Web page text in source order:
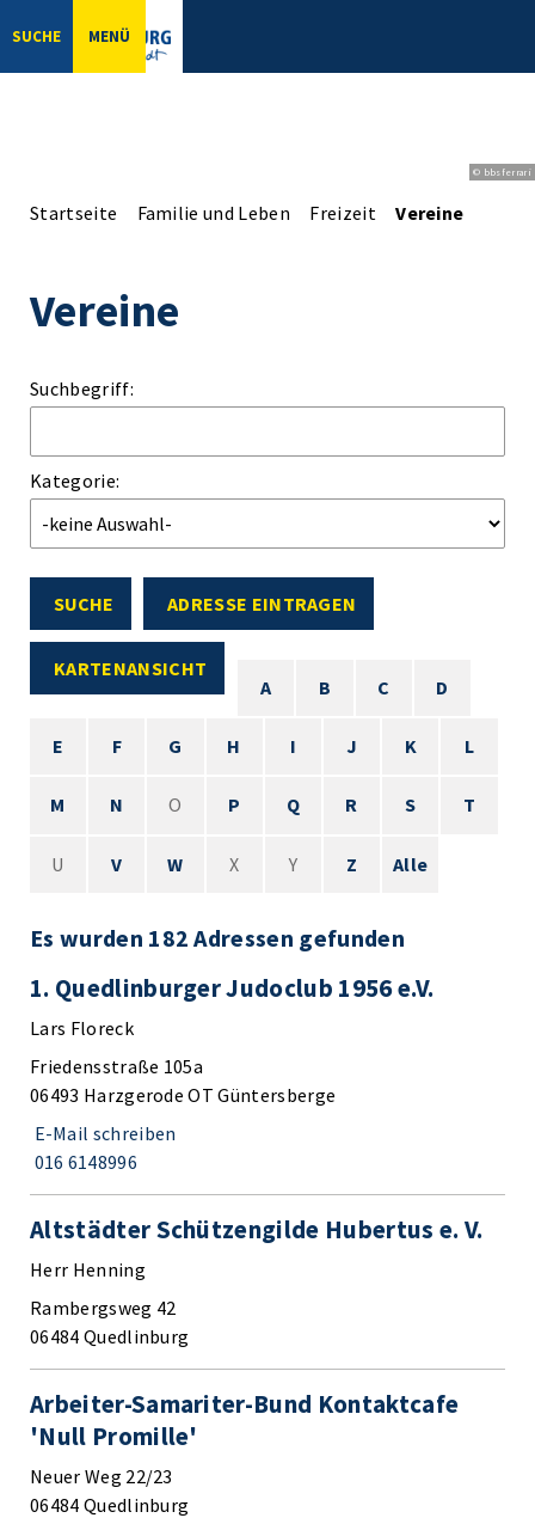
SUCHE MENÜ
© bbsferrari
Startseite Familie und Leben Freizeit Vereine
Vereine
Suchbegriff:
Kategorie:
SUCHE ADRESSE EINTRAGEN
KARTENANSICHT
A
B C D
E F G H I J K L
M N O P Q R S T
U V W X Y Z Alle
Es wurden 182 Adressen gefunden
1. Quedlinburger Judoclub 1956 e.V.
Lars Floreck
Friedensstraße 105a
06493 Harzgerode OT Güntersberge
E-Mail schreiben
016 6148996
Altstädter Schützengilde Hubertus e. V.
Herr Henning
Rambergsweg 42
06484 Quedlinburg
Arbeiter-Samariter-Bund Kontaktcafe
'Null Promille'
Neuer Weg 22/23
06484 Quedlinburg